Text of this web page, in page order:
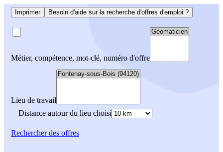
Imprimer Besoin d'aide sur la recherche d'offres d'emploi ?
Métier, compétence, mot-clé, numéro d'offre
Lieu de travail
Distance autour du lieu choisi
Rechercherdes offres